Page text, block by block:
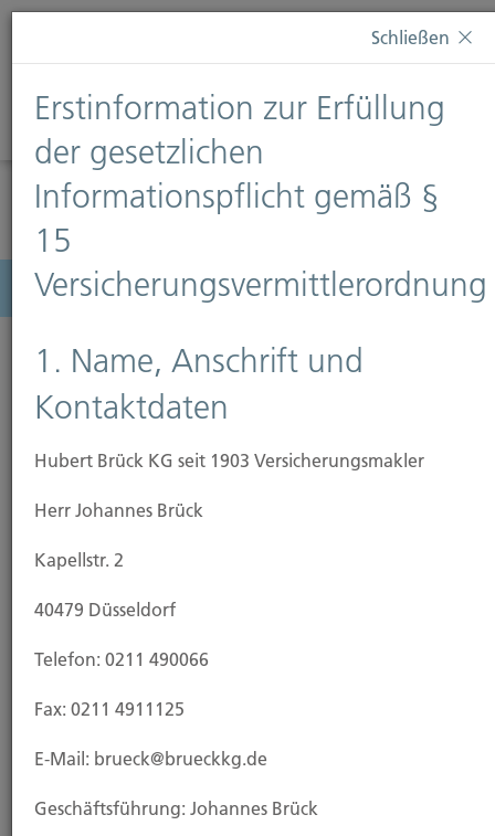
Diese Webseite verwendet Cookies. Wenn Sie weiterhin
Informationen finden Sie auf unserer SeiteDatenschutz
Diese Nachricht nicht erneut anzeigen
Menü
Leistungen
Schließen
Erstinformation zur Erfüllung
der gesetzlichen
Informationspflicht gemäß §
15
Versicherungsvermittlerordnung
1. Name, Anschrift und
Kontaktdaten
Hubert Brück KG seit 1903 Versicherungsmakler
Herr Johannes Brück
Kapellstr. 2
40479 Düsseldorf
Telefon: 0211 490066
Fax: 0211 4911125
E-Mail: brueck@brueckkg.de
Geschäftsführung: Johannes Brück